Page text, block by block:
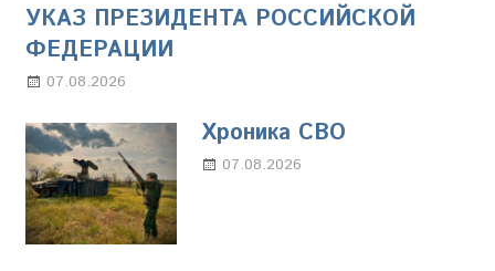
УКАЗ ПРЕЗИДЕНТА РОССИЙСКОЙ
ФЕДЕРАЦИИ
07.08.2026
Хроника СВО
07.08.2026